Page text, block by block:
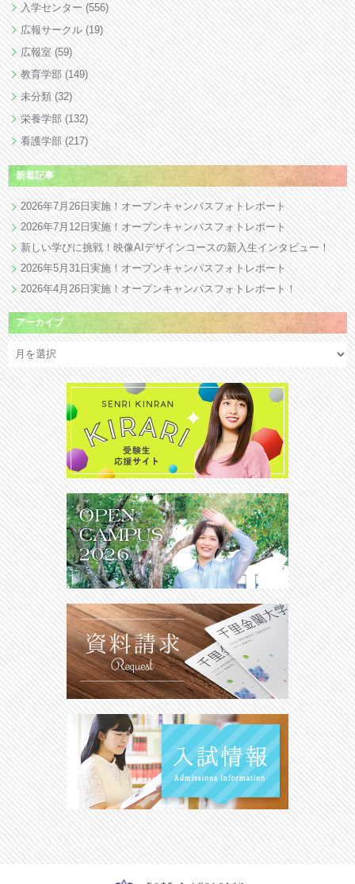
入学センター (556)
広報サークル (19)
広報室 (59)
教育学部 (149)
未分類 (32)
栄養学部 (132)
看護学部 (217)
新着記事
2026年7月26日実施！オープンキャンパスフォトレポート
2026年7月12日実施！オープンキャンパスフォトレポート
新しい学びに挑戦！映像AIデザインコースの新入生インタビュー！
2026年5月31日実施！オープンキャンパスフォトレポート
2026年4月26日実施！オープンキャンパスフォトレポート！
アーカイブ